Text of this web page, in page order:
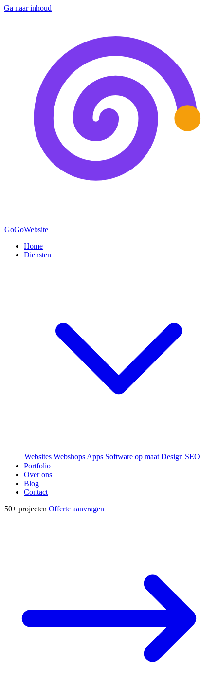
Ga naar inhoud
GoGoWebsite
Home
Diensten
Websites Webshops Apps Software op maat Design SEO
Portfolio
Over ons
Blog
Contact
50+ projecten Offerte aanvragen